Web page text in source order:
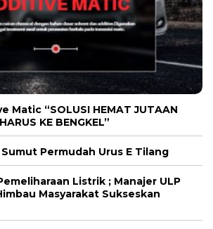
Matic “SOLUSI HEMAT JUTAAN
KE BENGKEL”
Permudah Urus E Tilang
Listrik ; Manajer ULP
Masyarakat Sukseskan